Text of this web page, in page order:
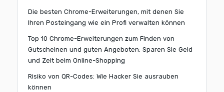
Die besten Chrome-Erweiterungen, mit denen Sie
Ihren Posteingang wie ein Profi verwalten können
Top 10 Chrome-Erweiterungen zum Finden von
Gutscheinen und guten Angeboten: Sparen Sie Geld
und Zeit beim Online-Shopping
Risiko von QR-Codes: Wie Hacker Sie ausrauben
können